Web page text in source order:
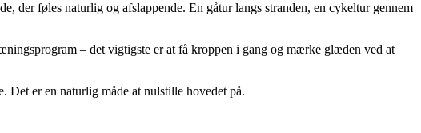
der føles naturlig og afslappende. En gåtur langs stranden, en cykeltur gennem
– det vigtigste er at få kroppen i gang og mærke glæden ved at
er en naturlig måde at nulstille hovedet på.